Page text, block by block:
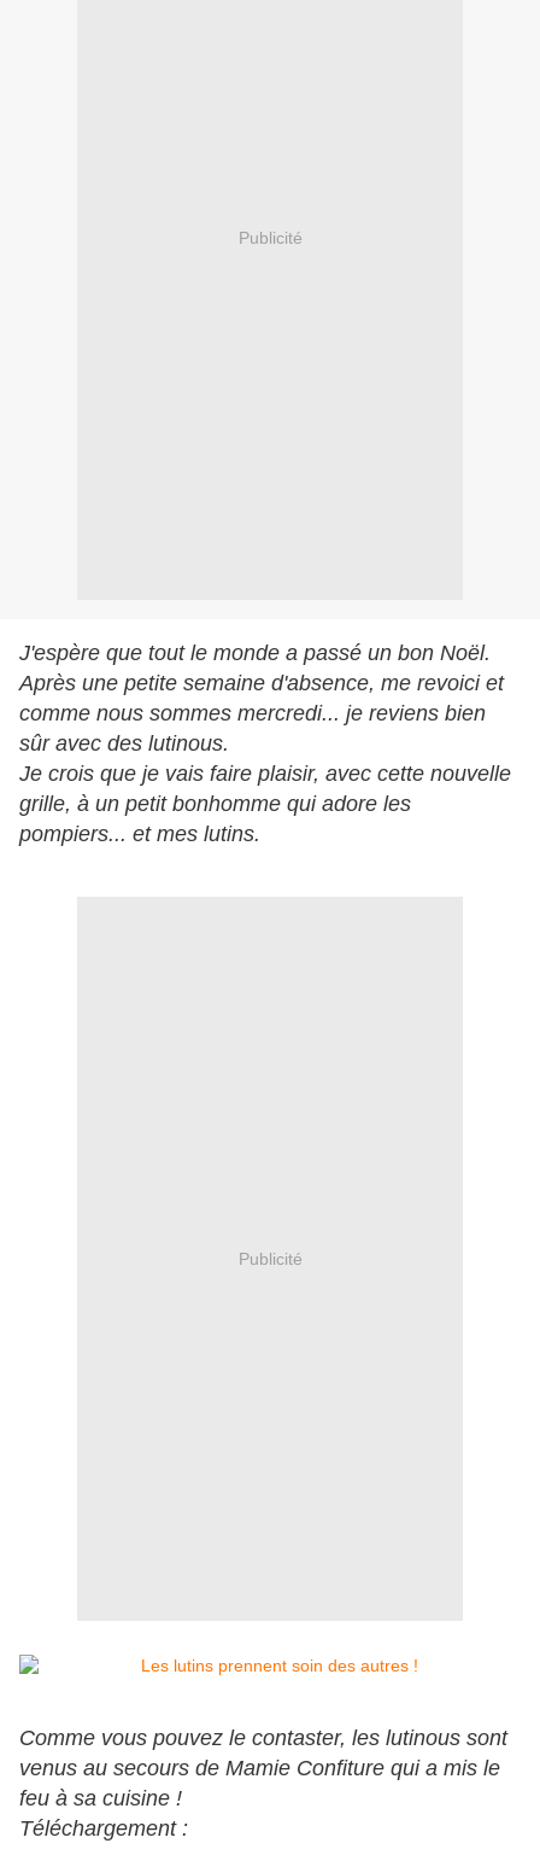
Publicité
J'espère que tout le monde a passé un bon Noël.
Après une petite semaine d'absence, me revoici et
comme nous sommes mercredi... je reviens bien
sûr avec des lutinous.
Je crois que je vais faire plaisir, avec cette nouvelle
grille, à un petit bonhomme qui adore les
pompiers... et mes lutins.
Publicité
Comme vous pouvez le contaster, les lutinous sont
venus au secours de Mamie Confiture qui a mis le
feu à sa cuisine !
Téléchargement :